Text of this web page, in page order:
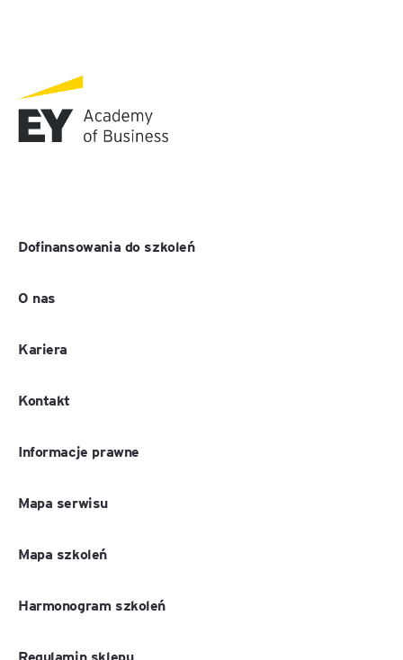
Dofinansowania do szkoleń
O nas
Kariera
Kontakt
Informacje prawne
Mapa serwisu
Mapa szkoleń
Harmonogram szkoleń
Regulamin sklepu